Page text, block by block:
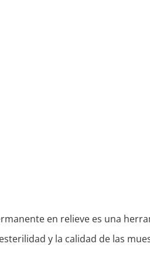
en relieve es una
y la calidad de las